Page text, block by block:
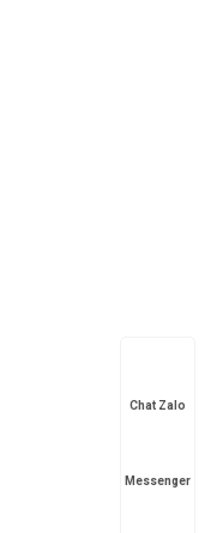
Chat Zalo
Messenger